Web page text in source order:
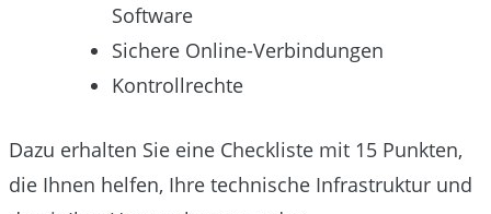
Software
Sichere Online-Verbindungen
Kontrollrechte
Dazu erhalten Sie eine Checkliste mit 15 Punkten,
die Ihnen helfen, Ihre technische Infrastruktur und